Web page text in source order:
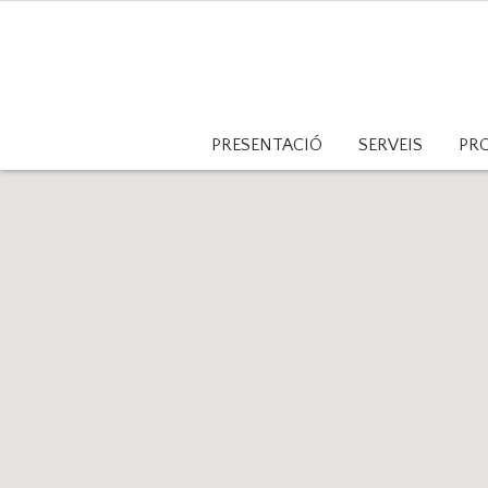
PRESENTACIÓ SERVEIS